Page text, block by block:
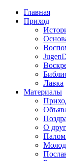
Главная
Приход
Лавка
Материалы
О